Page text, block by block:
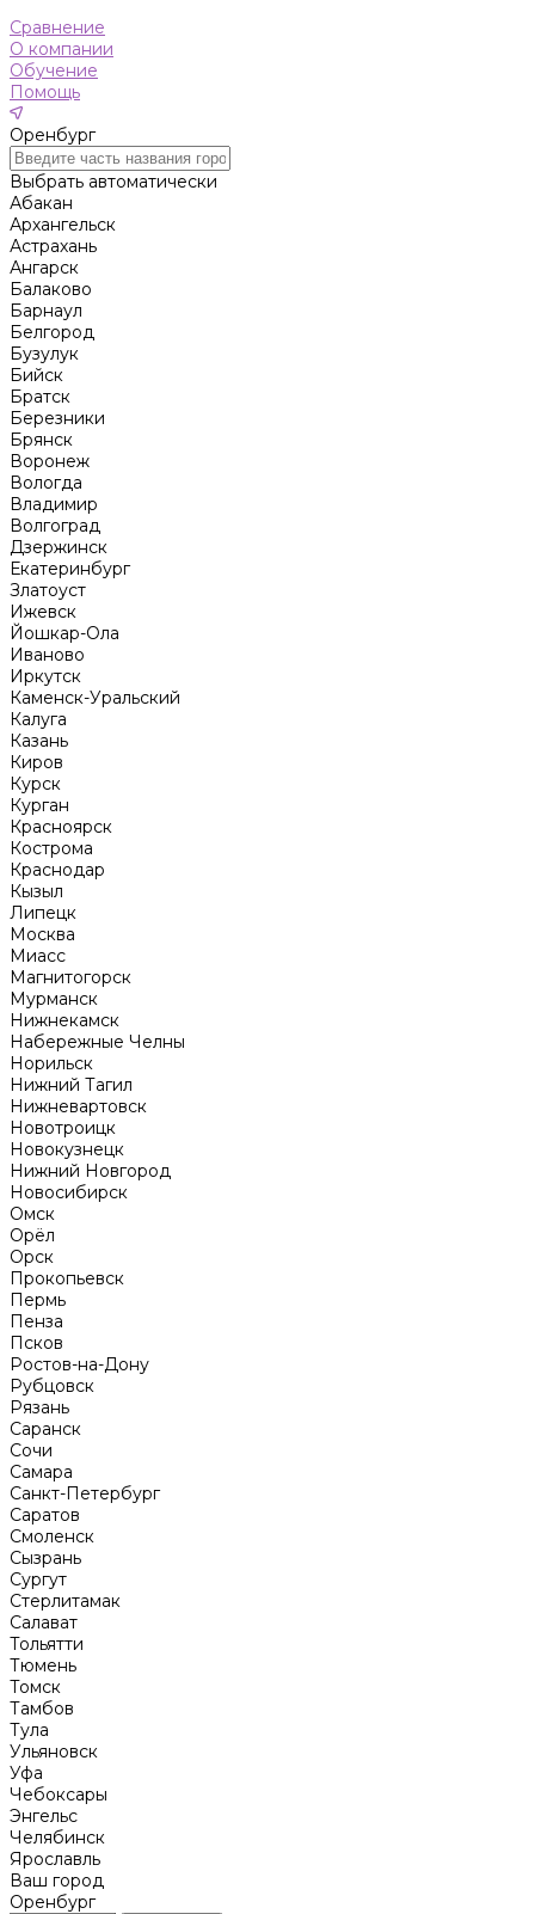
Сравнение
О компании
Обучение
Помощь
Оренбург
Выбрать автоматически
Абакан
Архангельск
Астрахань
Ангарск
Балаково
Барнаул
Белгород
Бузулук
Бийск
Братск
Березники
Брянск
Воронеж
Вологда
Владимир
Волгоград
Дзержинск
Екатеринбург
Златоуст
Ижевск
Йошкар-Ола
Иваново
Иркутск
Каменск-Уральский
Калуга
Казань
Киров
Курск
Курган
Красноярск
Кострома
Краснодар
Кызыл
Липецк
Москва
Миасс
Магнитогорск
Мурманск
Нижнекамск
Набережные Челны
Норильск
Нижний Тагил
Нижневартовск
Новотроицк
Новокузнецк
Нижний Новгород
Новосибирск
Омск
Орёл
Орск
Прокопьевск
Пермь
Пенза
Псков
Ростов-на-Дону
Рубцовск
Рязань
Саранск
Сочи
Самара
Санкт-Петербург
Саратов
Смоленск
Сызрань
Сургут
Стерлитамак
Салават
Тольятти
Тюмень
Томск
Тамбов
Тула
Ульяновск
Уфа
Чебоксары
Энгельс
Челябинск
Ярославль
Ваш город
Оренбург